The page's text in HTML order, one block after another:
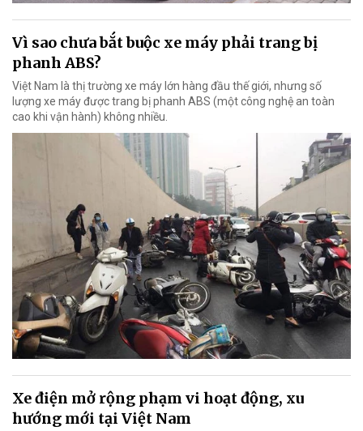
Vì sao chưa bắt buộc xe máy phải trang bị
phanh ABS?
Việt Nam là thị trường xe máy lớn hàng đầu thế giới, nhưng số
lượng xe máy được trang bị phanh ABS (một công nghệ an toàn
cao khi vận hành) không nhiều.
Xe điện mở rộng phạm vi hoạt động, xu
hướng mới tại Việt Nam